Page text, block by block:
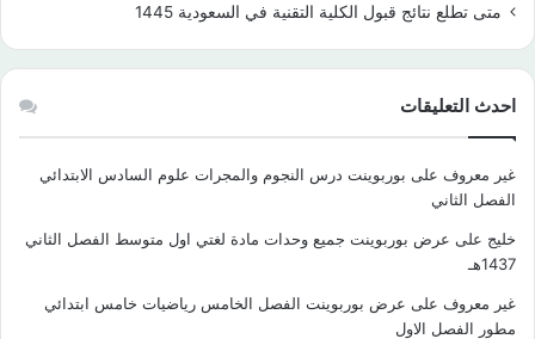
متى تطلع نتائج قبول الكلية التقنية في السعودية 1445
احدث التعليقات
غير معروف على بوربوينت درس النجوم والمجرات علوم السادس الابتدائي
الفصل الثاني
خليج على عرض بوربوينت جميع وحدات مادة لغتي اول متوسط الفصل الثاني
1437هـ
غير معروف على عرض بوربوينت الفصل الخامس رياضيات خامس ابتدائي
مطور الفصل الاول